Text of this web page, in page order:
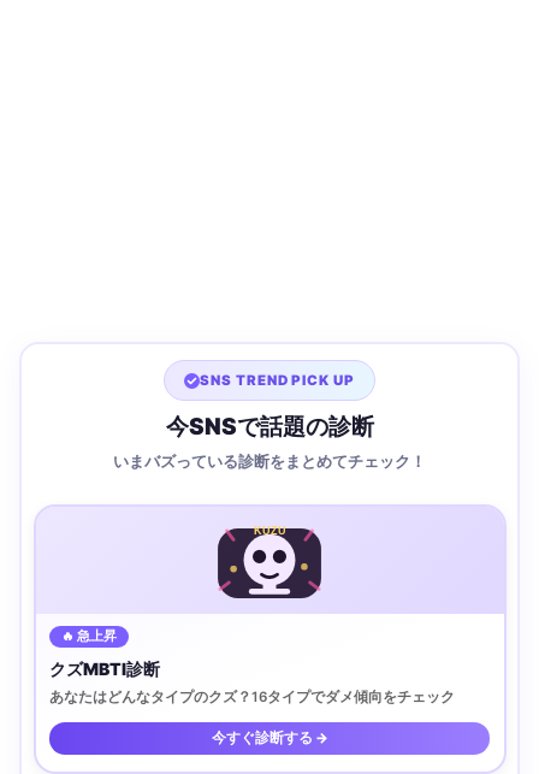
SNS TREND PICK UP
今SNSで話題の診断
いまバズっている診断をまとめてチェック！
KUZU
🔥 急上昇
クズMBTI診断
あなたはどんなタイプのクズ？16タイプでダメ傾向をチェック
今すぐ診断する →